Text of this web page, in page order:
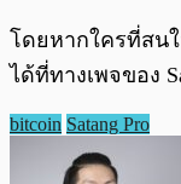
โดยหากใครที่สน
ได้ที่ทางเพจของ
bitcoin Satang Pro